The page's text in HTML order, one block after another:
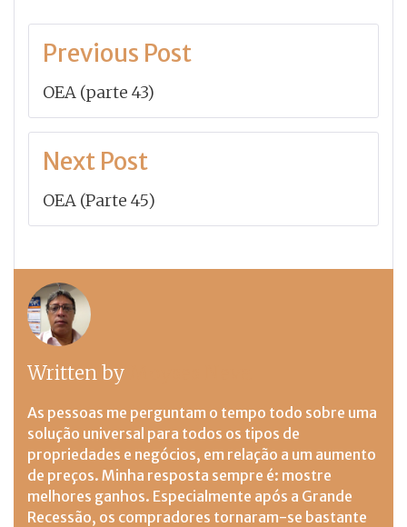
Navegação
Post
Previous Post
OEA (parte 43)
Next Post
OEA (Parte 45)
Written by
As pessoas me perguntam o tempo todo sobre uma
solução universal para todos os tipos de
propriedades e negócios, em relação a um aumento
de preços. Minha resposta sempre é: mostre
melhores ganhos. Especialmente após a Grande
Recessão, os compradores tornaram-se bastante